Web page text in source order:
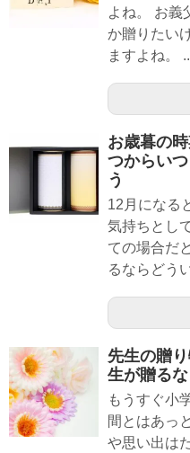
よね。 お義
か贈りたい
ますよね。
お歳暮の
つからい
う
12月になる
気持ちとし
ての場合だ
るならどう
先生の贈
生が贈る
もうすぐ小
間とはあっ
や思い出は